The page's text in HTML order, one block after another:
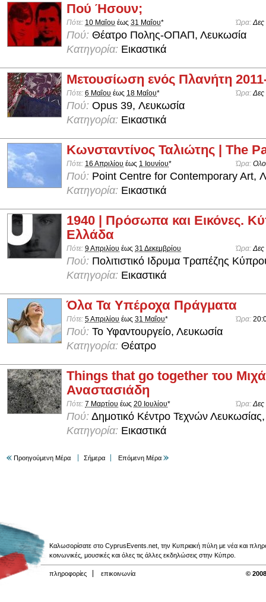
Πού Ήσουν;
Πότε: 10 Μαΐου έως 31 Μαΐου* Ώρα: Δες
Πού: Θέατρο Πολης-ΟΠΑΠ, Λευκωσία
Κατηγορία: Εικαστικά
Μετουσίωση ενός Πλανήτη
Πότε: 6 Μαΐου έως 18 Μαΐου* Ώρα: Δες
Πού: Opus 39, Λευκωσία
Κατηγορία: Εικαστικά
Κωνσταντίνος Ταλιώτης | The
Πότε: 16 Απριλίου έως 1 Ιουνίου* Ώρα:
Πού: Point Centre for Contemporary Art,
Κατηγορία: Εικαστικά
1940 | Πρόσωπα και Εικόνες.
Ελλάδα
Πότε: 9 Απριλίου έως 31 Δεκεμβρίου Ώρα:Δες
Πού: Πολιτιστικό Ιδρυμα Τραπέζης
Κατηγορία: Εικαστικά
Όλα Τα Υπέροχα Πράγματα
Πότε: 5 Απριλίου έως 31 Μαΐου* Ώρα:
Πού: Το Υφαντουργείο, Λευκωσία
Κατηγορία: Θέατρο
Things that go together του
Αναστασιάδη
Πότε: 7 Μαρτίου έως 20 Ιουλίου* Ώρα:Δες
Πού: Δημοτικό Κέντρο Τεχνών
Κατηγορία: Εικαστικά
Προηγούμενη Μέρα Σήμερα Επόμενη Μέρα
Καλωσορίσατε στο CyprusEvents.net, την Κυπριακή πύλη με νέα και
κοινωνικές, μουσικές και όλες τις άλλες εκδηλώσεις στην Κύπρο.
πληροφορίες επικοινωνία ©